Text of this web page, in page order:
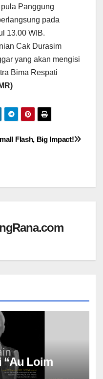
Panggung
pada
13.00 WIB.
Cak Durasim
yang akan mengisi
Bima Respati
Flash, Big Impact!
“Au Loim